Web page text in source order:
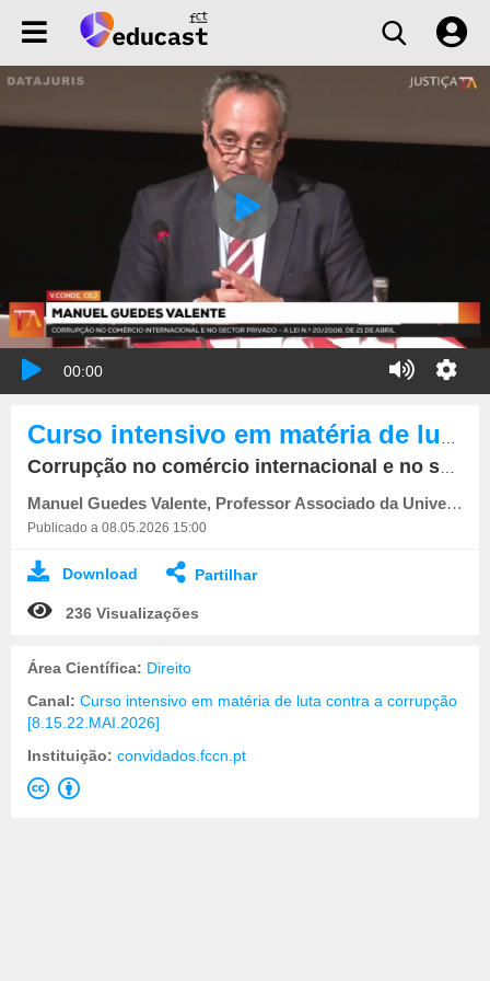
00:00
Corrupção no comércio internacional e no sector privado – A Lei n.º 20/2008, de 21 de Abril
Manuel Guedes Valente, Professor Associado da Universidade Autónoma de Lisboa e Advogado
Publicado a 08.05.2026 15:00
Download Partilhar
236 Visualizações
Área Científica: Direito
Canal: Curso intensivo em matéria de luta contra a corrupção
[8.15.22.MAI.2026]
Instituição: convidados.fccn.pt